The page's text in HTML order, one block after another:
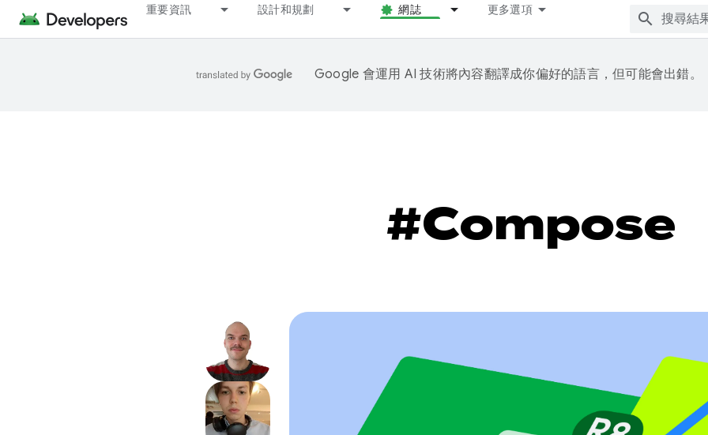
重要資訊 設計和規劃 網誌 更多選項
Google 會運用 AI 技術將內容翻譯成你偏好的語言，但可能會出錯。
#Compose